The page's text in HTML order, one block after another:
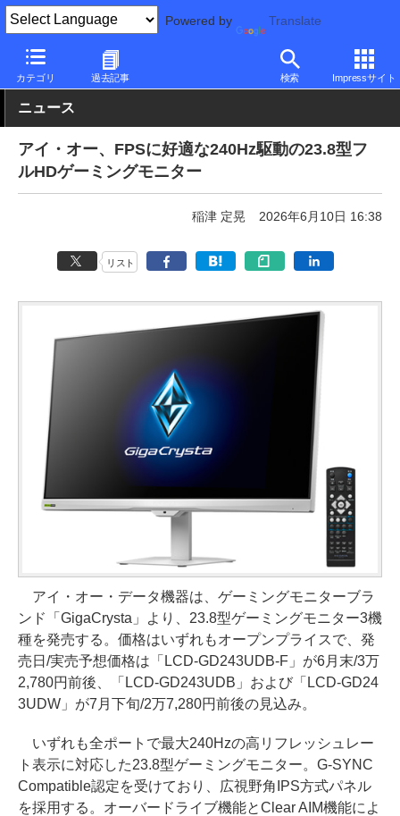
Powered by Translate
カテゴリ 過去記事 検索 Impressサイト
PC Watch 半導体/周辺機器 アイ・オー・データ機器
ニュース
アイ・オー、FPSに好適な240Hz駆動の23.8型フ
ルHDゲーミングモニター
稲津 定晃 2026年6月10日 16:38
リスト
アイ・オー・データ機器は、ゲーミングモニターブラ
ンド「GigaCrysta」より、23.8型ゲーミングモニター3機
種を発売する。価格はいずれもオープンプライスで、発
売日/実売予想価格は「LCD-GD243UDB-F」が6月末/3万
2,780円前後、「LCD-GD243UDB」および「LCD-GD24
3UDW」が7月下旬/2万7,280円前後の見込み。
いずれも全ポートで最大240Hzの高リフレッシュレー
ト表示に対応した23.8型ゲーミングモニター。G-SYNC
Compatible認定を受けており、広視野角IPS方式パネル
を採用する。オーバードライブ機能とClear AIM機能によ